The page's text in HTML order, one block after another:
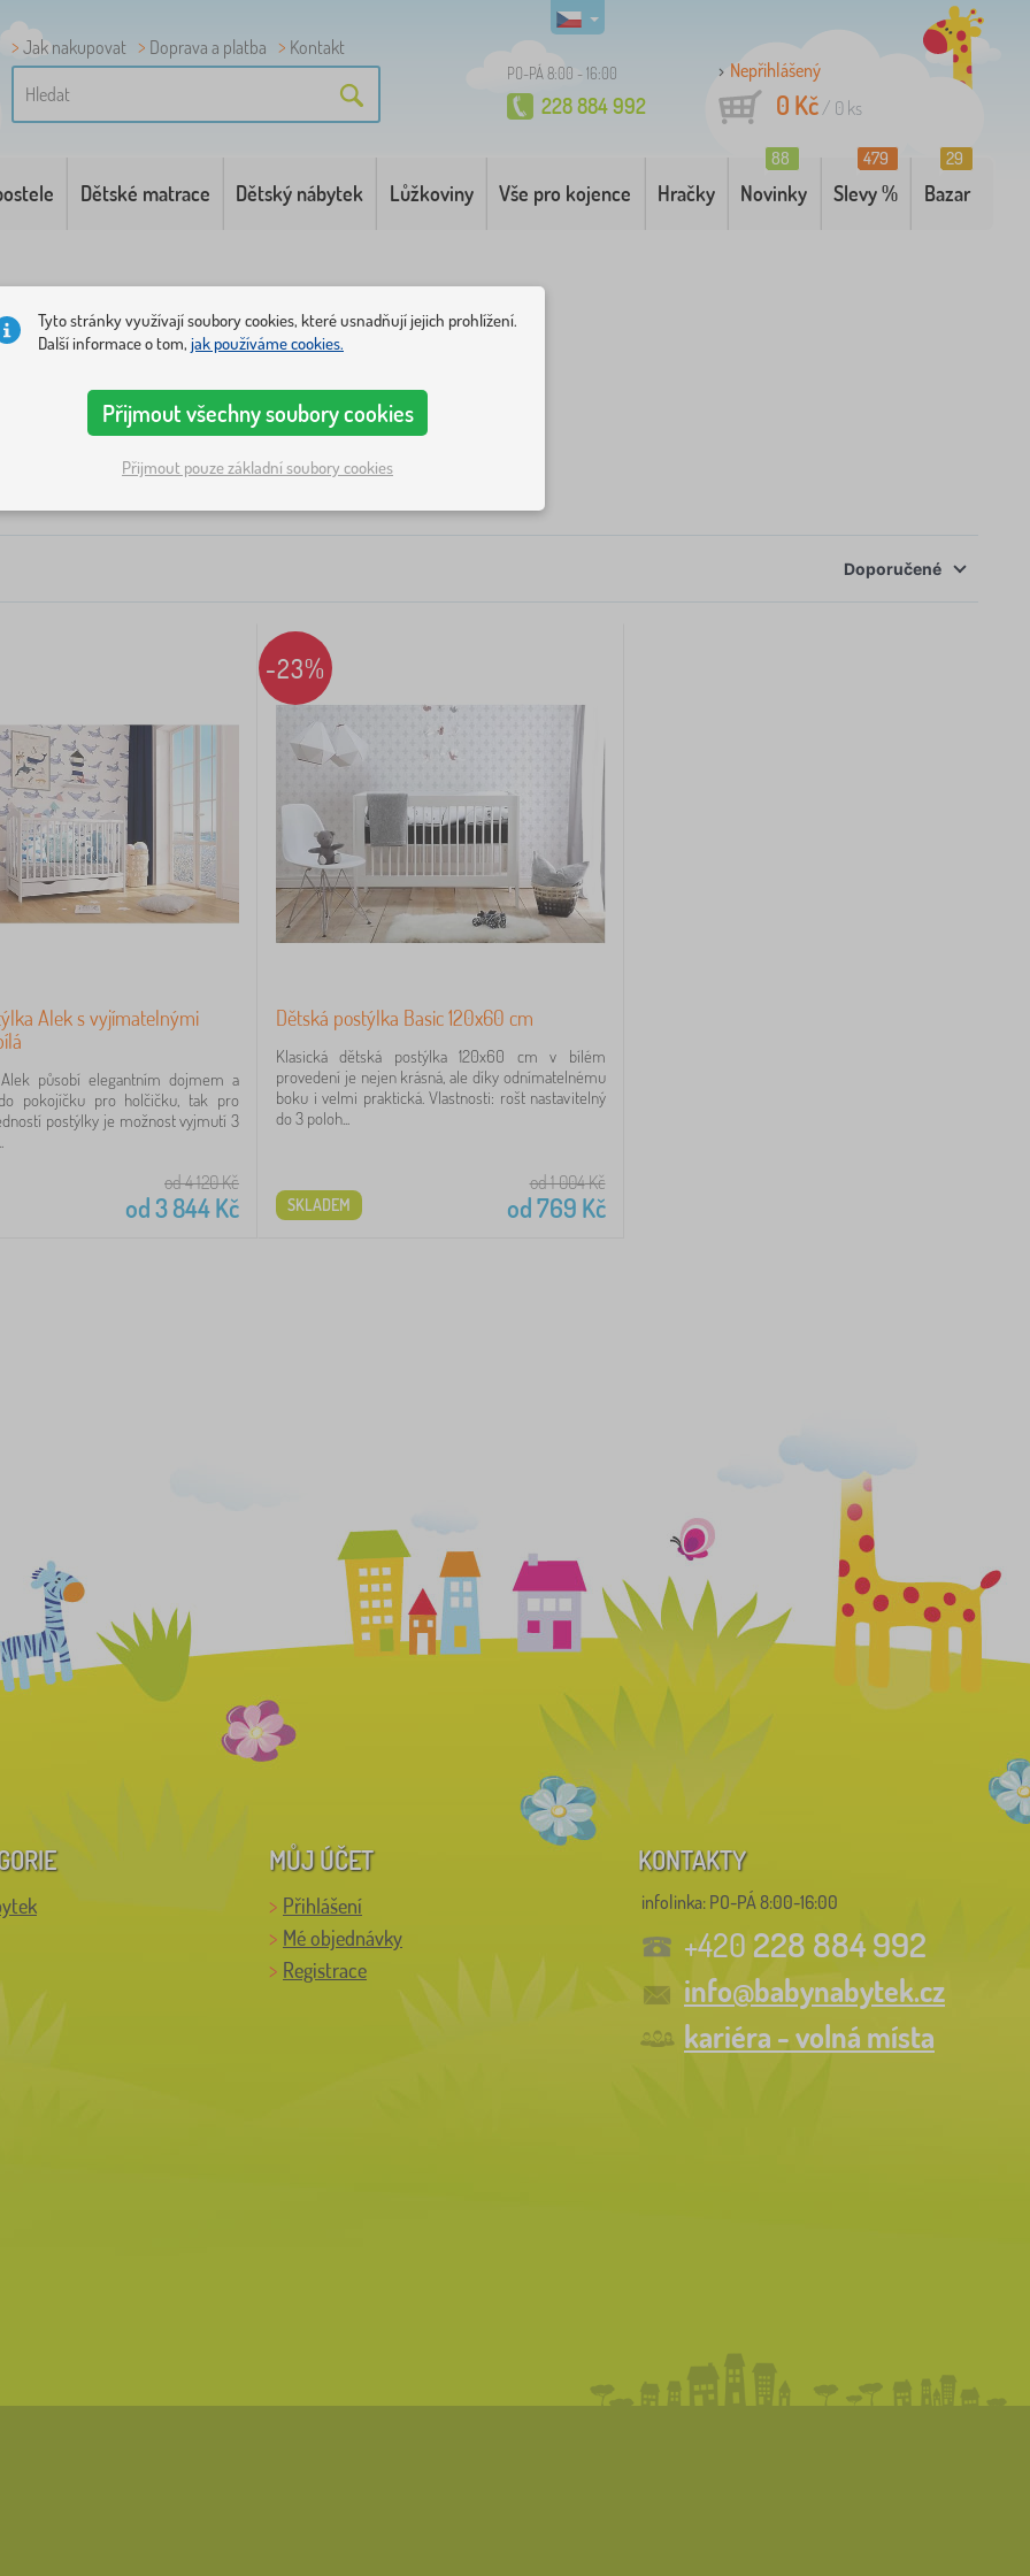
Jak nakupovat Doprava a platba Kontakt
PO-PÁ 8:00 - 16:00
228 884 992
Nepřihlášený
0 Kč/ 0 ks
Dětské matrace Dětský nábytek Lůžkoviny Vše pro kojence Hračky Novinky
88
Slevy %
479
Bazar
29
Dostupnost Typ nabídky Štítky
Doporučené
Alek s vyjímatelnými
působí elegantním dojmem a
pokojíčku pro holčičku, tak pro
postýlky je možnost vyjmutí 3
od 4 120Kč
od3 844Kč
-23%
Dětská postýlka Basic 120x60 cm
Klasická dětská postýlka 120x60 cm v bílém
provedení je nejen krásná, ale díky odnímatelnému
boku i velmi praktická. Vlastnosti: rošt nastavitelný
do 3 poloh...
od 1 004Kč
od769 Kč
SKLADEM
MŮJ ÚČET
Přihlášení
Mé objednávky
Registrace
KONTAKTY
infolinka: PO-PÁ 8:00-16:00
+420 228 884 992
info@babynabytek.cz
kariéra - volná místa
Tyto stránky využívají soubory cookies, které usnadňují jejich prohlížení.
Další informace o tom, jak používáme cookies.
Přijmout všechny soubory cookies
Přijmout pouze základní soubory cookies